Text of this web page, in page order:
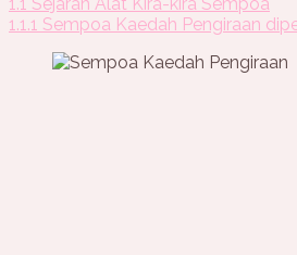
1.1.1 Sempoa Kaedah Pengiraan